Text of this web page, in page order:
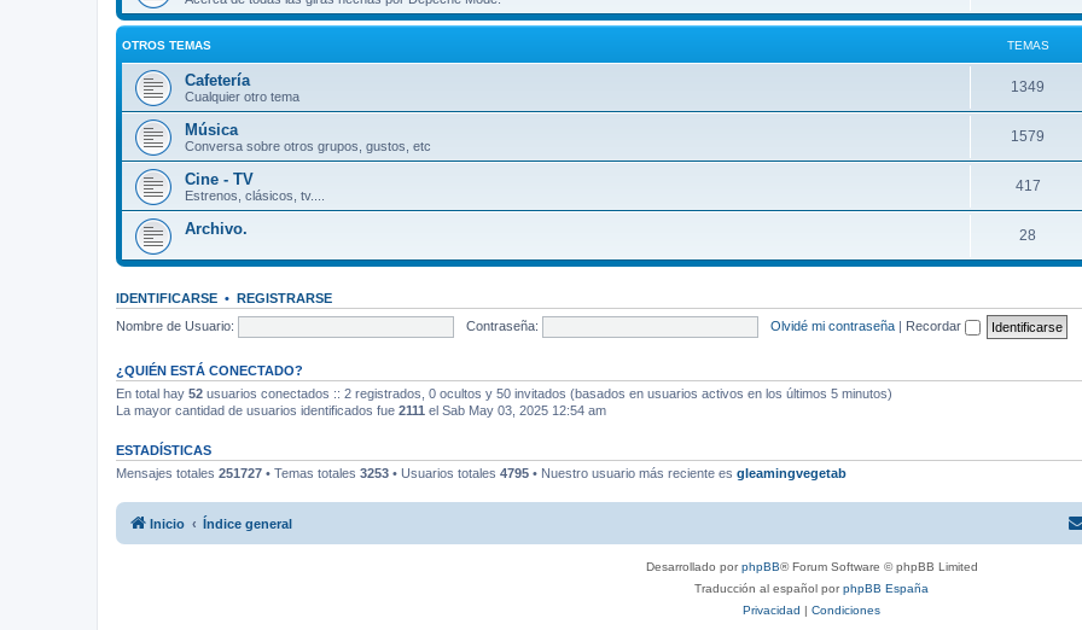
OTROS TEMAS TEMAS
Cafetería
Cualquier otro tema
1349
Música
Conversa sobre otros grupos, gustos, etc
1579
Cine - TV
Estrenos, clásicos, tv....
417
Archivo. 28
IDENTIFICARSE • REGISTRARSE
Nombre de Usuario:
Contraseña: Olvidé mi contraseña | Recordar
¿QUIÉN ESTÁ CONECTADO?
En total hay 52 usuarios conectados :: 2 registrados, 0 ocultos y 50 invitados (basados en usuarios activos en los últimos 5 minutos)
La mayor cantidad de usuarios identificados fue 2111 el Sab May 03, 2025 12:54 am
ESTADÍSTICAS
Mensajes totales 251727 • Temas totales 3253 • Usuarios totales 4795 • Nuestro usuario más reciente es gleamingvegetab
Inicio Índice general
Desarrollado porphpBB® Forum Software © phpBB Limited
Traducción al español porphpBB España
Privacidad | Condiciones